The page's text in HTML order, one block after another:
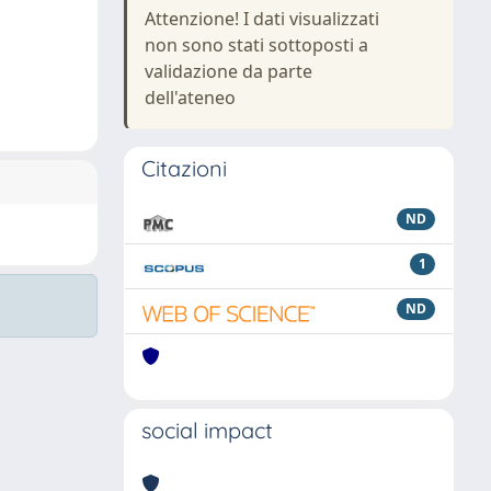
Attenzione! I dati visualizzati
non sono stati sottoposti a
validazione da parte
dell'ateneo
Citazioni
ND
1
ND
social impact